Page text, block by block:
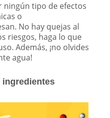
ningún tipo de efectos
o
No hay quejas al
riesgos, haga lo que
Además, ¡no olvides
agua!